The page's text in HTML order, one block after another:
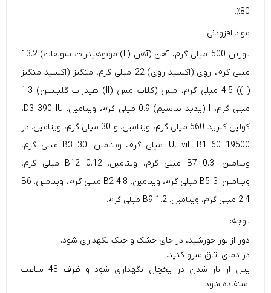
80٪.
مواد افزودنی:
تورین 500 میلی گرم، آهن (آهن (II) مونوهیدرات سولفات) 13.2
میلی گرم، روی (اکسید روی) 22 میلی گرم، منگنز (اکسید منگنز
(II)) 4.5 میلی گرم، مس (کلات مس (II) هیدرات گلیسین) 1.3
میلی گرم، I (یدید پتاسیم) 0.9 میلی گرم، ویتامین. D3 390 IU،
کولین کلرید 560 میلی گرم، ویتامین. و 30 میلی گرم، ویتامین. در
19500 IU، vit. B1 60 میلی گرم، ویتامین. B3 30 میلی گرم،
ویتامین. B7 0.3 میلی گرم، ویتامین. B12 0.12 میلی گرم،
ویتامین. B5 3 میلی گرم، ویتامین. B2 4.8 میلی گرم، ویتامین. B6
2.4 میلی گرم، ویتامین. B9 1.2 میلی گرم.
توجه:
دور از نور خورشید، در جای خشک و خنک نگهداری شود.
در دمای اتاق سرو کنید.
پس از باز شدن در یخچال نگهداری شود و ظرف 48 ساعت
استفاده شود.